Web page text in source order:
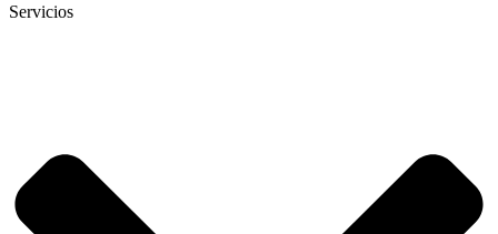
Servicios